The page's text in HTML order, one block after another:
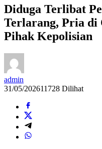
Diduga Terlibat
Terlarang, Pria di
Pihak Kepolisian
admin
31/05/202611728 Dilihat